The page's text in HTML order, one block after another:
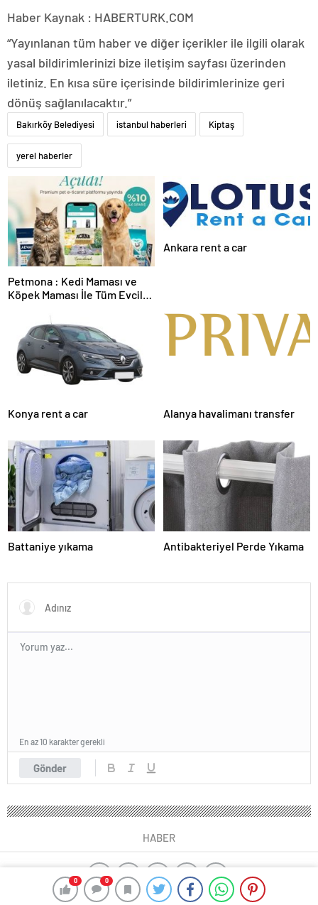
0 0
Haber Kaynak : HABERTURK.COM
“Yayınlanan tüm haber ve diğer içerikler ile ilgili olarak
yasal bildirimlerinizi bize iletişim sayfası üzerinden
iletiniz. En kısa süre içerisinde bildirimlerinize geri
dönüş sağlanılacaktır.”
Bakırköy Belediyesi istanbul haberleri Kiptaş
yerel haberler
Petmona : Kedi Maması ve
Köpek Maması İle Tüm Evcil
Ankara rent a car
Konya rent a car Alanya havalimanı transfer
Battaniye yıkama Antibakteriyel Perde Yıkama
Gönder
En az 10 karakter gerekli
HABER